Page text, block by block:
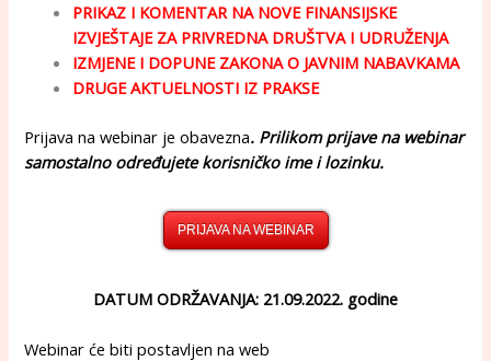
PRIKAZ I KOMENTAR NA NOVE FINANSIJSKE
IZVJEŠTAJE ZA PRIVREDNA DRUŠTVA I UDRUŽENJA
IZMJENE I DOPUNE ZAKONA O JAVNIM NABAVKAMA
DRUGE AKTUELNOSTI IZ PRAKSE
Prijava na webinar je obavezna. Prilikom prijave na webinar
samostalno određujete korisničko ime i lozinku.
PRIJAVA NA WEBINAR
DATUM ODRŽAVANJA: 21.09.2022. godine
Webinar će biti postavljen na web